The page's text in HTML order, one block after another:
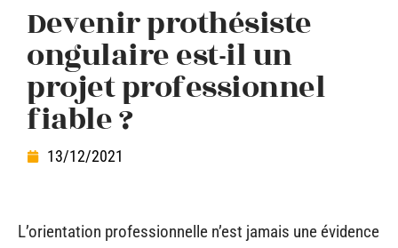
Devenir prothésiste
ongulaire est-il un
projet professionnel
fiable ?
13/12/2021
L’orientation professionnelle n’est jamais une évidence